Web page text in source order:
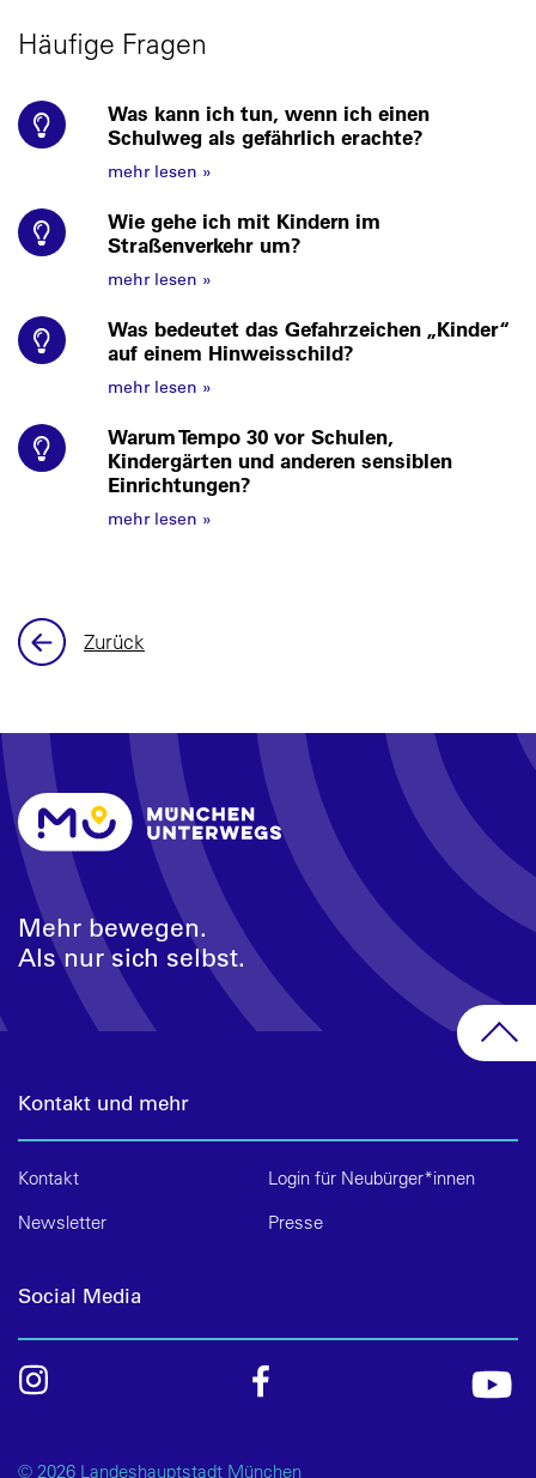
Häufige Fragen
Was kann ich tun, wenn ich einen
Schulweg als gefährlich erachte?
mehr lesen »
Wie gehe ich mit Kindern im
Straßenverkehr um?
mehr lesen »
Was bedeutet das Gefahrzeichen „Kinder“
auf einem Hinweisschild?
mehr lesen »
Warum Tempo 30 vor Schulen,
Kindergärten und anderen sensiblen
Einrichtungen?
mehr lesen »
Zurück
Mehr bewegen.
Als nur sich selbst.
Kontakt und mehr
Kontakt
Login für Neubürger*innen
Newsletter
Presse
Social Media
© 2026 Landeshauptstadt München